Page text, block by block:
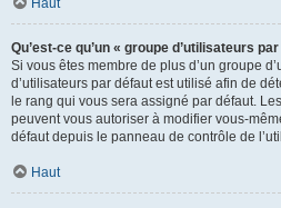
Haut
Qu’est-ce qu’un « groupe d’utilisateurs
Si vous êtes membre de plus d’un groupe
d’utilisateurs par défaut est utilisé afin de
le rang qui vous sera assigné par défaut.
peuvent vous autoriser à modifier vous-
défaut depuis le panneau de contrôle de
Haut